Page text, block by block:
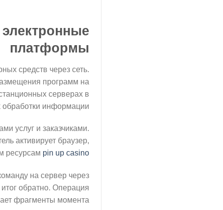
платформы
средств через сеть.
программ на
серверах в
информации.
услуг и заказчиками.
активирует браузер,
ресурсам pin up casino
на сервер через
обратно. Операция
фрагменты момента.